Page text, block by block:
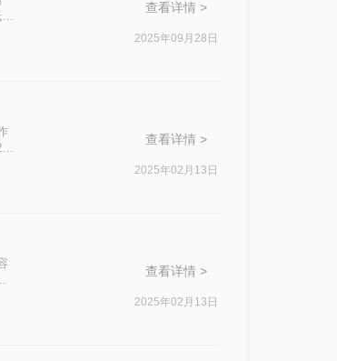
查看详情 >
2025年09月28日
查看详情 >
2025年02月13日
查看详情 >
2025年02月13日